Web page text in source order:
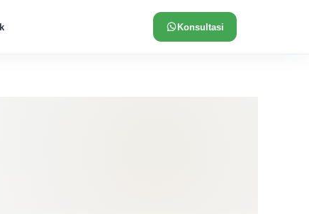
Konsultasi